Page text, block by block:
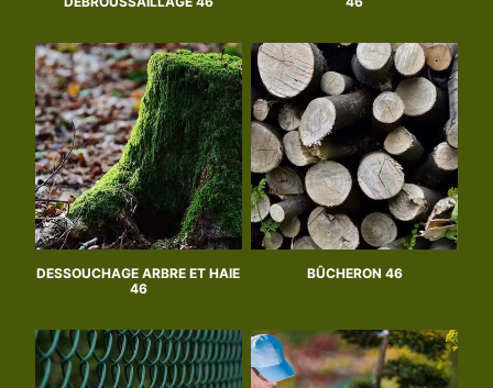
DESSOUCHAGE ARBRE ET HAIE
46
BÛCHERON 46